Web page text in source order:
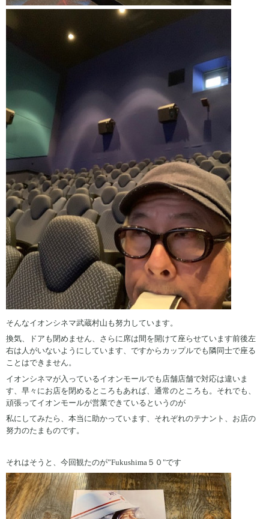
そんなイオンシネマ武蔵村山も努力しています。
換気、ドアも閉めません、さらに席は間を開けて座らせています前後左
右は人がいないようにしています、ですからカップルでも隣同士で座る
ことはできません。
イオンシネマが入っているイオンモールでも店舗店舗で対応は違いま
す、早々にお店を閉めるところもあれば、通常のところも。それでも、
頑張ってイオンモールが営業できているというのが
私にしてみたら、本当に助かっています、それぞれのテナント、お店の
努力のたまものです。
それはそうと、今回観たのが”Fukushima５０"です